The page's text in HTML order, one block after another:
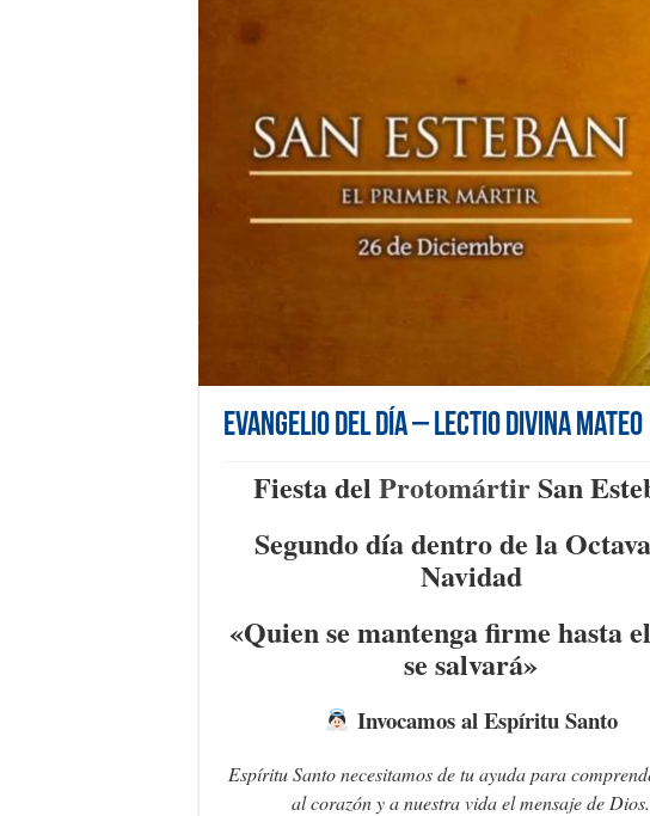
Evangelio del día – Lectio Divina Mateo
Fiesta del ProtomártirSan
Segundo día dentro de la
Navidad
«Quien se mantenga firme hasta
se salvará»
Invocamos al Espíritu Santo
Espíritu Santo necesitamos de tu ayuda para
al corazón y a nuestra vida el mensaje de Dios.